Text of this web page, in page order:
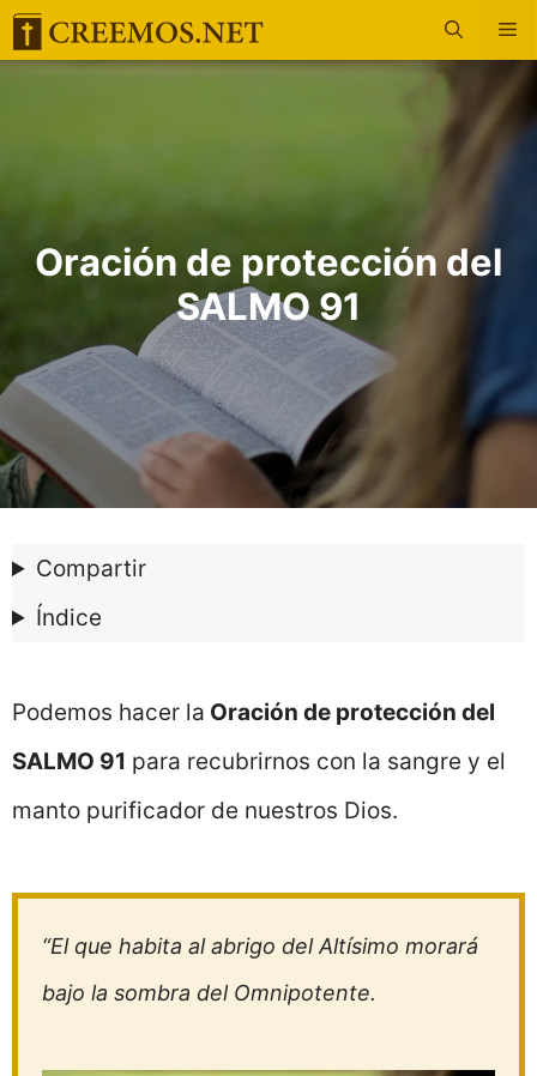
Saltar
Oración de protección del
SALMO 91
Compartir
Índice
Podemos hacer la Oración de protección del
SALMO 91 para recubrirnos con la sangre y el
manto purificador de nuestros Dios.
“El que habita al abrigo del Altísimo morará
bajo la sombra del Omnipotente.